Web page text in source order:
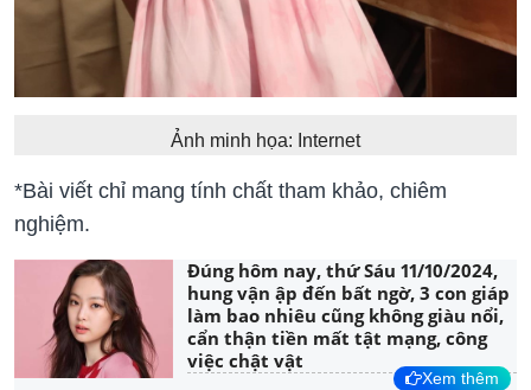
Ảnh minh họa: Internet
*Bài viết chỉ mang tính chất tham khảo, chiêm
nghiệm.
Đúng hôm nay, thứ Sáu 11/10/2024,
hung vận ập đến bất ngờ, 3 con giáp
làm bao nhiêu cũng không giàu nổi,
cẩn thận tiền mất tật mạng, công
việc chật vật
Xem thêm